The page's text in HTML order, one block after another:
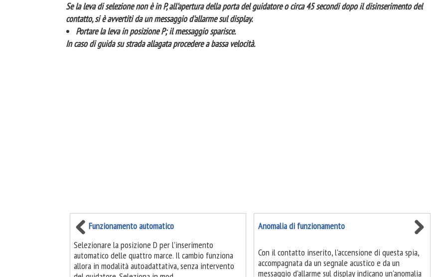
Se la leva di selezione non è in P, all'apertura della porta del guidatore o circa 45 secondi dopo il disinserimento del
contatto, si è avvertiti da un messaggio d'allarme sul display.
Portare la leva in posizione P; il messaggio sparisce.
In caso di guida su strada allagata procedere a bassa velocità.
Funzionamento automatico
Selezionare la posizione D per l'inserimento
automatico delle quattro marce. Il cambio funziona
allora in modalità autoadattativa, senza intervento
Anomalia di funzionamento
Con il contatto inserito, l'accensione di questa spia,
accompagnata da un segnale acustico e da un
messaggio d'allarme sul display indicano un'anomalia